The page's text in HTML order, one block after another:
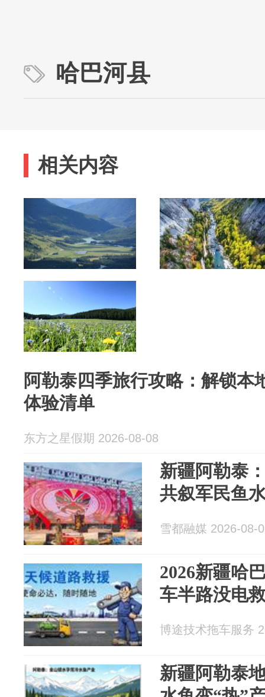
哈巴河县
相关内容
阿勒泰四季旅行攻略：解锁本
体验清单
东方之星假期 2026-08-08
新疆阿勒泰
共叙军民鱼
雪都融媒 2026-08-
2026新疆哈
车半路没电
博途技术拖车服务
新疆阿勒泰地